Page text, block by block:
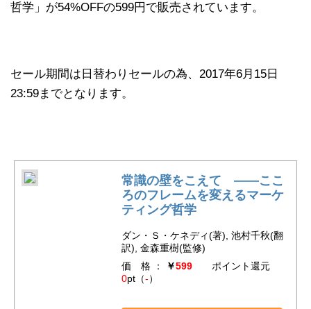
哲学」が54%OFFの599円で販売されています。
セール期間は日替わりセールの為、2017年6月15日
23:59までとなります。
常識の壁をこえて ――ここ
ろのフレームを変えるマーケ
ティング哲学
ダン・Ｓ・ケネディ(著), 池村千秋(翻
訳), 金森重樹(監修)
価 格 ：
￥599ポイント還元
0pt（-）